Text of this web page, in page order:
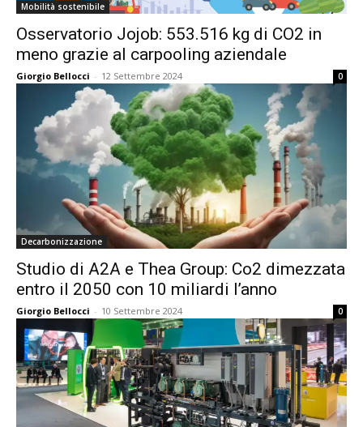
Mobilità sostenibile
Osservatorio Jojob: 553.516 kg di CO2 in
meno grazie al carpooling aziendale
Giorgio Bellocci - 12 Settembre 2024 0
Decarbonizzazione
Studio di A2A e Thea Group: Co2 dimezzata
entro il 2050 con 10 miliardi l’anno
Giorgio Bellocci - 10 Settembre 2024 0